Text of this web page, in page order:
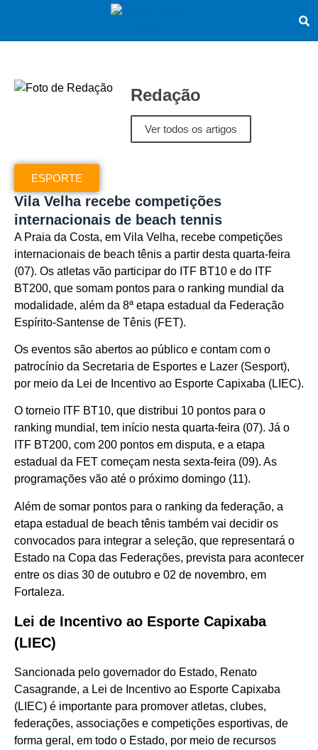
Redação
Ver todos os artigos
ESPORTE
Vila Velha recebe competições
internacionais de beach tennis
A Praia da Costa, em Vila Velha, recebe competições
internacionais de beach tênis a partir desta quarta-feira
(07). Os atletas vão participar do ITF BT10 e do ITF
BT200, que somam pontos para o ranking mundial da
modalidade, além da 8ª etapa estadual da Federação
Espírito-Santense de Tênis (FET).
Os eventos são abertos ao público e contam com o
patrocínio da Secretaria de Esportes e Lazer (Sesport),
por meio da Lei de Incentivo ao Esporte Capixaba (LIEC).
O torneio ITF BT10, que distribui 10 pontos para o
ranking mundial, tem início nesta quarta-feira (07). Já o
ITF BT200, com 200 pontos em disputa, e a etapa
estadual da FET começam nesta sexta-feira (09). As
programações vão até o próximo domingo (11).
Além de somar pontos para o ranking da federação, a
etapa estadual de beach tênis também vai decidir os
convocados para integrar a seleção, que representará o
Estado na Copa das Federações, prevista para acontecer
entre os dias 30 de outubro e 02 de novembro, em
Fortaleza.
Lei de Incentivo ao Esporte Capixaba
(LIEC)
Sancionada pelo governador do Estado, Renato
Casagrande, a Lei de Incentivo ao Esporte Capixaba
(LIEC) é importante para promover atletas, clubes,
federações, associações e competições esportivas, de
forma geral, em todo o Estado, por meio de recursos